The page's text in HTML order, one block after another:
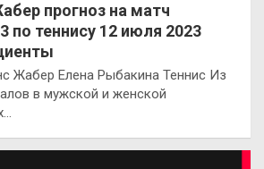
прогноз на матч
по теннису 12 июля 2023
Жабер Елена Рыбакина Теннис Из
в мужской и женской